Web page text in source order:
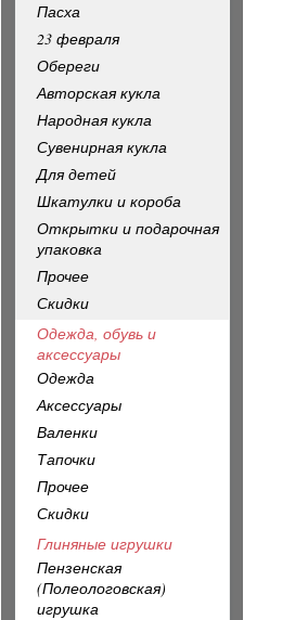
Пасха
23 февраля
Обереги
Авторская кукла
Народная кукла
Сувенирная кукла
Для детей
Шкатулки и короба
Открытки и подарочная
упаковка
Прочее
Скидки
Одежда, обувь и
аксессуары
Одежда
Аксессуары
Валенки
Тапочки
Прочее
Скидки
Глиняные игрушки
Пензенская
(Полеологовская)
игрушка